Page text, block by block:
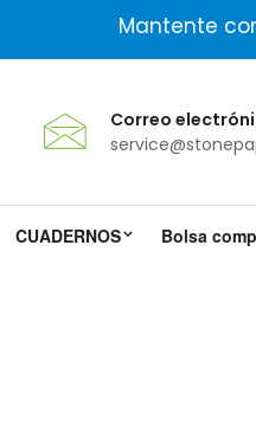
Mantente
Correo
CUADERNOS Bolsa